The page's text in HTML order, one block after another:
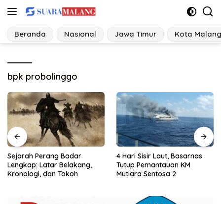
Langsung
konten
Beranda Nasional Jawa Timur Kota Malang
bpk probolinggo
4 Hari Sisir Laut, Basarnas
Tutup Pemantauan KM
Mutiara Sentosa 2
Data Lengkap 21 Tersangka
dalam 3 Klaster Perkara
Hibah Pokir DPRD Jawa